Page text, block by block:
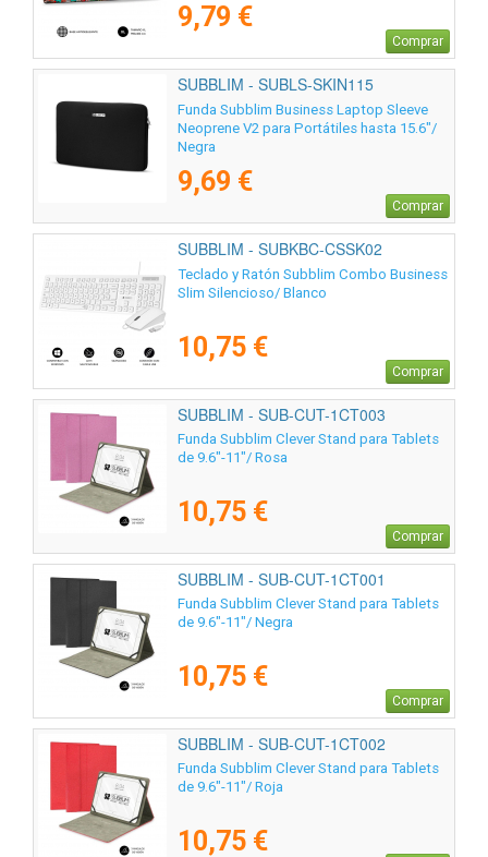
9,79 €
Comprar
SUBBLIM - SUBLS-SKIN115
Funda Subblim Business Laptop Sleeve
Neoprene V2 para Portátiles hasta 15.6"/
Negra
9,69 €
Comprar
SUBBLIM - SUBKBC-CSSK02
Teclado y Ratón Subblim Combo Business
Slim Silencioso/ Blanco
10,75 €
Comprar
SUBBLIM - SUB-CUT-1CT003
Funda Subblim Clever Stand para Tablets
de 9.6"-11"/ Rosa
10,75 €
Comprar
SUBBLIM - SUB-CUT-1CT001
Funda Subblim Clever Stand para Tablets
de 9.6"-11"/ Negra
10,75 €
Comprar
SUBBLIM - SUB-CUT-1CT002
Funda Subblim Clever Stand para Tablets
de 9.6"-11"/ Roja
10,75 €